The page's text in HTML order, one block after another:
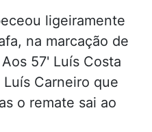
ligeiramente
na marcação de
57' Luís Costa
Carneiro que
o remate sai ao